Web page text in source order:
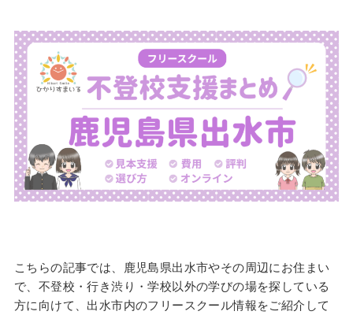
こちらの記事では、鹿児島県出水市やその周辺にお住まい
で、不登校・行き渋り・学校以外の学びの場を探している
方に向けて、出水市内のフリースクール情報をご紹介して